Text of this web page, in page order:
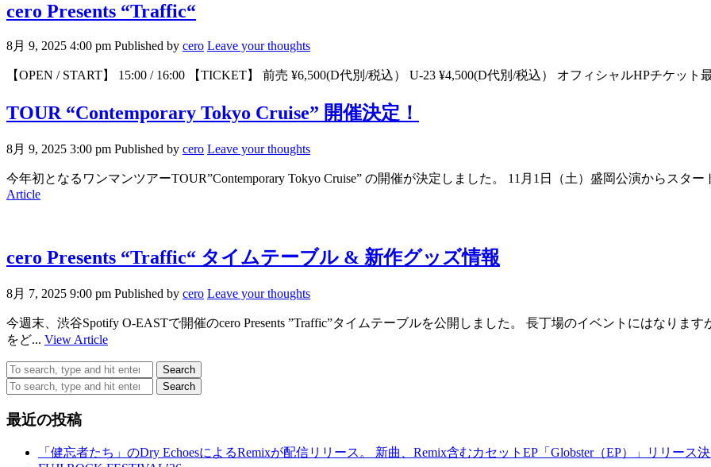
cero Presents “Traffic“
8月 9, 2025 4:00 pm Published by cero Leave your thoughts
【OPEN / START】 15:00 / 16:00 【TICKET】 前売 ¥6,500(D代別/税込） U-23 ¥4,500(D代別/税込） オフィシャルHPチケッ
TOUR “Contemporary Tokyo Cruise” 開催決定！
8月 9, 2025 3:00 pm Published by cero Leave your thoughts
今年初となるワンマンツアーTOUR”Contemporary Tokyo Cruise” の開催が決定しました。 11月1日（土）盛岡公演からスタ
Article
cero Presents “Traffic“ タイムテーブル & 新作グッズ情報
8月 7, 2025 9:00 pm Published by cero Leave your thoughts
今週末、渋谷Spotify O-EASTで開催のcero Presents ”Traffic”タイムテーブルを公開しました。 長丁場のイベントにはなりま
をど... View Article
Search
Search
最近の投稿
「健忘者たち」のDry EchoesによるRemixが配信リリース。 新曲、Remix含むカセットEP「Globster（EP）」リリース